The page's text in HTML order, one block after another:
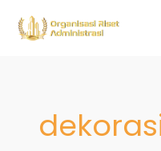
content